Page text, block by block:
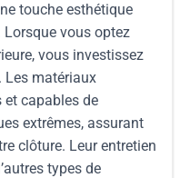
touche esthétique
Lorsque vous optez
vous investissez
Les matériaux
capables de
extrêmes, assurant
clôture. Leur entretien
types de